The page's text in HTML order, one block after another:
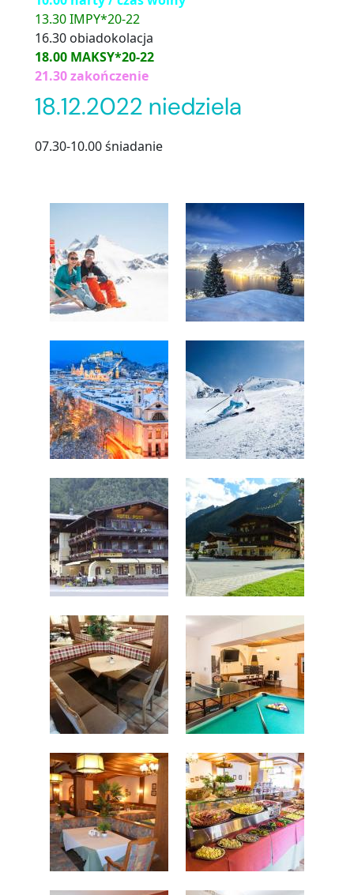
13.30 IMPY*20-22
16.30 obiadokolacja
18.00 MAKSY*20-22
21.30 zakończenie
18.12.2022 niedziela
07.30-10.00 śniadanie